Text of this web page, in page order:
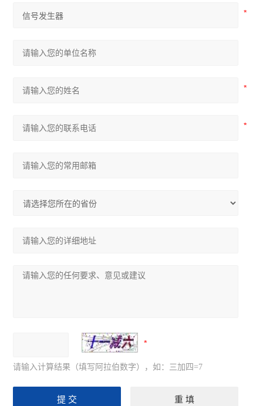
请输入计算结果（填写阿拉伯数字），如：三加四=7